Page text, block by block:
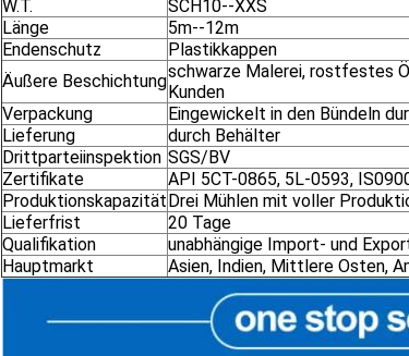
W.T.
SCH10--XXS
Länge
5m--12m
Endenschutz
Plastikkappen
Äußere Beschichtungschwarze Malerei, rostfestes
Kunden
Verpackung
Eingewickelt in den Bündeln
Lieferung
durch Behälter
Drittparteiinspektion SGS/BV
Zertifikate
API 5CT-0865, 5L-0593,
ProduktionskapazitätDrei Mühlen mit voller
Lieferfrist
20 Tage
Qualifikation
unabhängige Import- und
Hauptmarkt
Asien, Indien, Mittlere Osten,